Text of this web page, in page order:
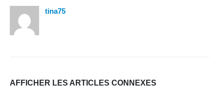
tina75
AFFICHER LES ARTICLES CONNEXES